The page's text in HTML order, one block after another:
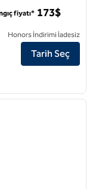
ayrıntılarını
fiyatı* 173$
Honors İndirimi İadesiz
Tarih Seç